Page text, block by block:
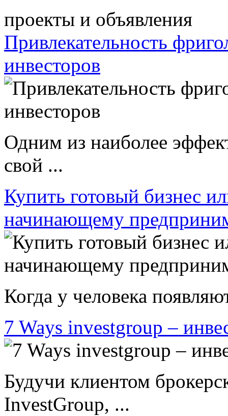
проекты и объявления
Привлекательность
инвесторов
Одним из наиболее
свой ...
Купить готовый бизнес
начинающему
Когда у человека
7 Ways investgroup –
Будучи клиентом
InvestGroup, ...